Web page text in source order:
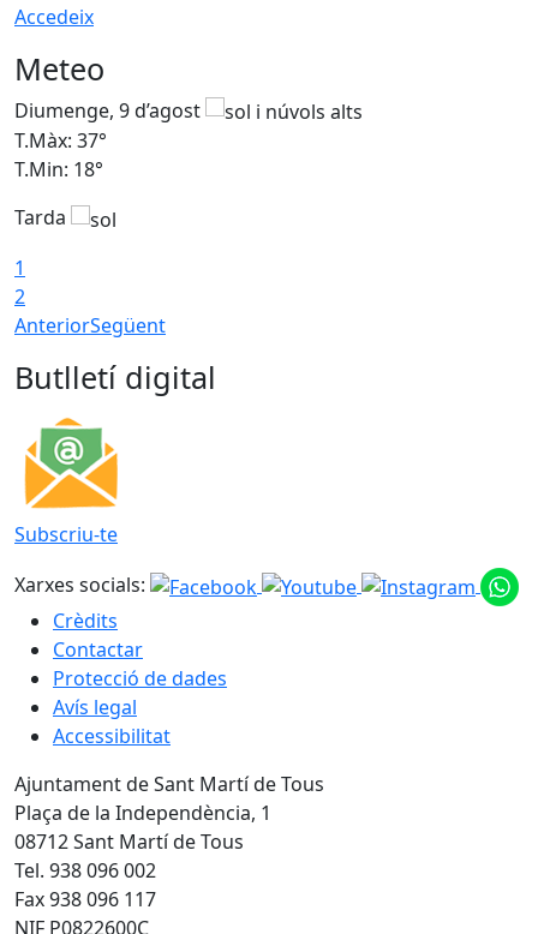
Accedeix
Meteo
Diumenge, 9 d’agost
T.Màx: 37°
T.Min: 18°
Tarda
1
2
AnteriorSegüent
Butlletí digital
Subscriu-te
Xarxes socials:
Crèdits
Contactar
Protecció de dades
Avís legal
Accessibilitat
Ajuntament de Sant Martí de Tous
Plaça de la Independència, 1
08712 Sant Martí de Tous
Tel. 938 096 002
Fax 938 096 117
NIF P0822600C